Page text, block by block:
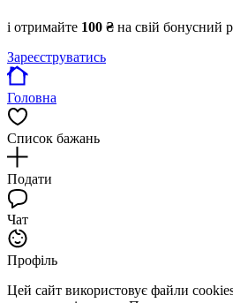
і отримайте 100 ₴ на свій бонусний
Зареєструватись
Головна
Список бажань
Подати
Чат
Профіль
Цей сайт використовує файли